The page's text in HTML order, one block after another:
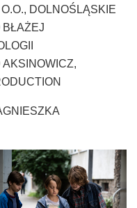
DOLNOŚLĄSKIE
BŁAŻEJ